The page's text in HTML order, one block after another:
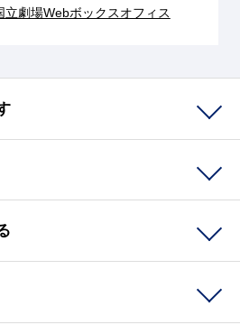
立劇場Webボックスオフィス